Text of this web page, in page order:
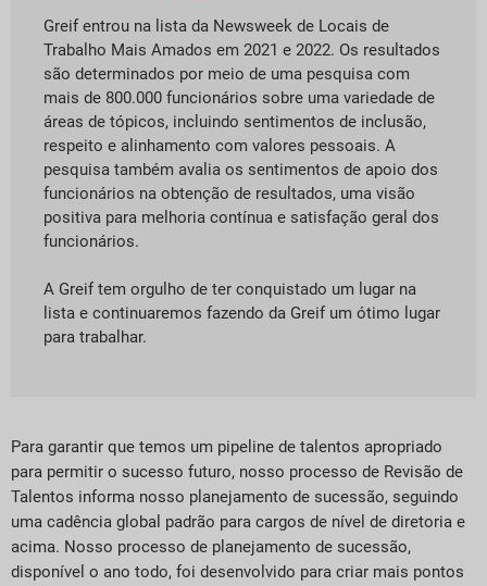
Greif entrou na lista da Newsweek de Locais de
Trabalho Mais Amados em 2021 e 2022. Os resultados
são determinados por meio de uma pesquisa com
mais de 800.000 funcionários sobre uma variedade de
áreas de tópicos, incluindo sentimentos de inclusão,
respeito e alinhamento com valores pessoais. A
pesquisa também avalia os sentimentos de apoio dos
funcionários na obtenção de resultados, uma visão
positiva para melhoria contínua e satisfação geral dos
funcionários.
A Greif tem orgulho de ter conquistado um lugar na
lista e continuaremos fazendo da Greif um ótimo lugar
para trabalhar.
Para garantir que temos um pipeline de talentos apropriado
para permitir o sucesso futuro, nosso processo de Revisão de
Talentos informa nosso planejamento de sucessão, seguindo
uma cadência global padrão para cargos de nível de diretoria e
acima. Nosso processo de planejamento de sucessão,
disponível o ano todo, foi desenvolvido para criar mais pontos